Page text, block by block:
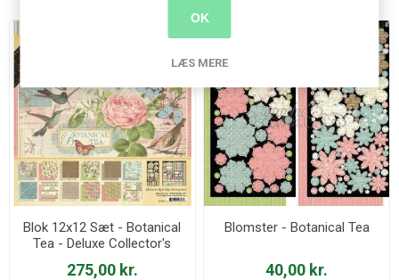
Blok 12x12 Sæt - Botanical
Tea - Deluxe Collector's
Edition
275,00 kr.
Blomster - Botanical Tea
40,00 kr.
OK
LÆS MERE